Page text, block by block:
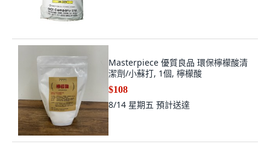
Masterpiece 優質良品 環保檸檬酸清
潔劑/小蘇打, 1個, 檸檬酸
$108
8/14 星期五 預計送達